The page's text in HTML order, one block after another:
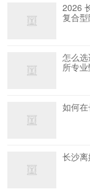
2026
复合
怎么
所专
如何
长沙离